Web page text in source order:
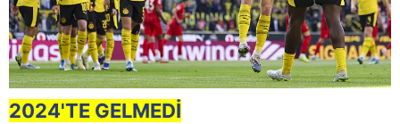
2024'TE GELMEDİ